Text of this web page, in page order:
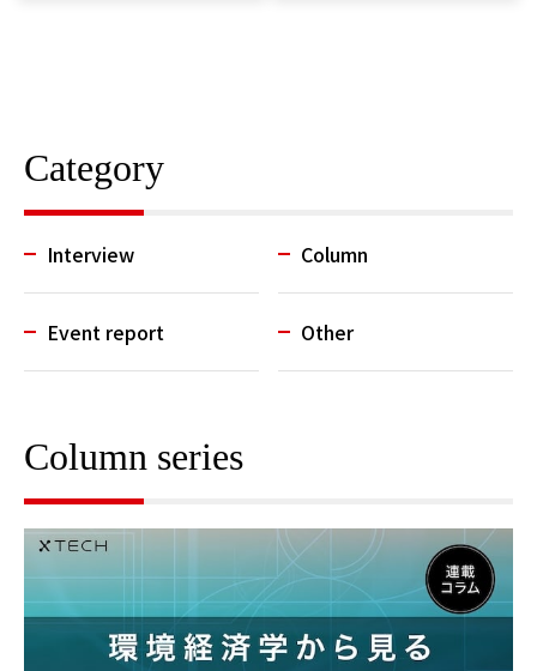
Category
Interview Column
Event report Other
Column series